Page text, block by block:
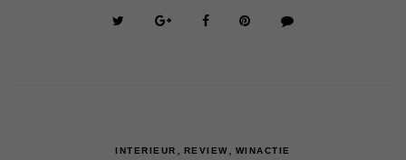
INTERIEUR REVIEW WINACTIE